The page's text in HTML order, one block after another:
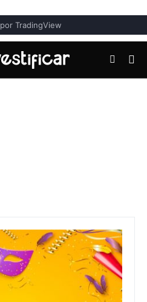
por TradingView